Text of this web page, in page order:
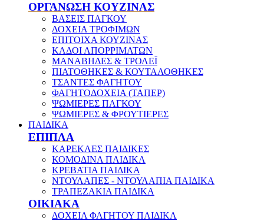
ΟΡΓΑΝΩΣΗ ΚΟΥΖΙΝΑΣ
ΒΑΣΕΙΣ ΠΑΓΚΟΥ
ΔΟΧΕΙΑ ΤΡΟΦΙΜΩΝ
ΕΠΙΤΟΙΧΑ ΚΟΥΖΙΝΑΣ
ΚΑΔΟΙ ΑΠΟΡΡΙΜΑΤΩΝ
ΜΑΝΑΒΗΔΕΣ & ΤΡΟΛΕΪ
ΠΙΑΤΟΘΗΚΕΣ & ΚΟΥΤΑΛΟΘΗΚΕΣ
ΤΣΑΝΤΕΣ ΦΑΓΗΤΟΥ
ΦΑΓΗΤΟΔΟΧΕΙΑ (ΤΑΠΕΡ)
ΨΩΜΙΕΡΕΣ ΠΑΓΚΟΥ
ΨΩΜΙΕΡΕΣ & ΦΡΟΥΤΙΕΡΕΣ
ΠΑΙΔΙΚΑ
ΕΠΙΠΛΑ
ΚΑΡΕΚΛΕΣ ΠΑΙΔΙΚΕΣ
ΚΟΜΟΔΙΝΑ ΠΑΙΔΙΚΑ
ΚΡΕΒΑΤΙΑ ΠΑΙΔΙΚΑ
ΝΤΟΥΛΑΠΕΣ - ΝΤΟΥΛΑΠΙΑ ΠΑΙΔΙΚΑ
ΤΡΑΠΕΖΑΚΙΑ ΠΑΙΔΙΚΑ
ΟΙΚΙΑΚΑ
ΔΟΧΕΙΑ ΦΑΓΗΤΟΥ ΠΑΙΔΙΚΑ